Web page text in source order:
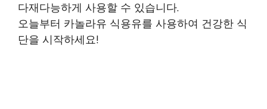
다재다능하게 사용할 수 있습니다.
오늘부터 카놀라유 식용유를 사용하여 건강한 식
단을 시작하세요!